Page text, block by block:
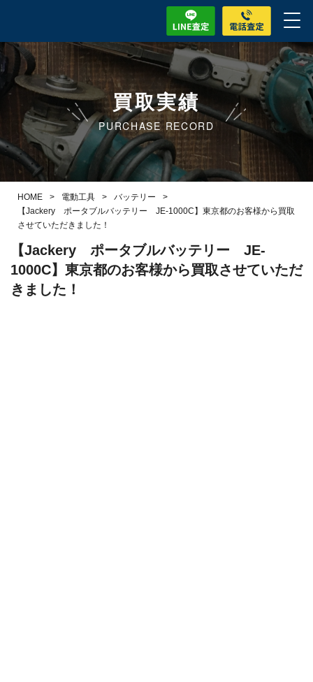
買取実績
PURCHASE RECORD
HOME > 電動工具 > バッテリー
>
【Jackery ポータブルバッテリー JE-1000C】東京都のお客様から買取
させていただきました！
【Jackery ポータブルバッテリー JE-
1000C】東京都のお客様から買取させていただ
きました！